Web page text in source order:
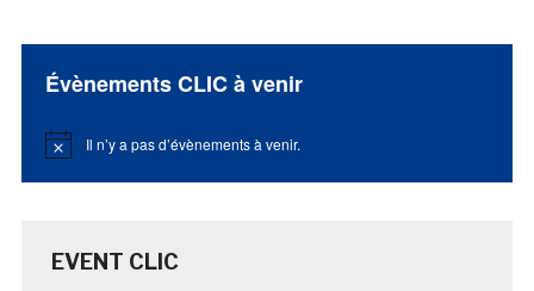
Évènements CLIC à venir
Notice Il n’y a pas d’évènements à venir.
EVENT CLIC